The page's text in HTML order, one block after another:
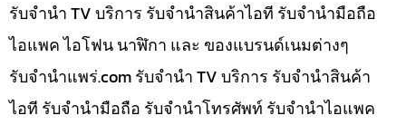
รับจำนำ TV บริการ รับจำนำสินค้าไอที รับจำนำมือถือ
ไอแพค ไอโฟน นาฬิกา และ ของแบรนด์เนมต่างๆ
รับจํานําแพร่.com รับจำนำ TV บริการ รับจำนำสินค้า
ไอที รับจำนำมือถือ รับจำนำโทรศัพท์ รับจำนำไอแพค